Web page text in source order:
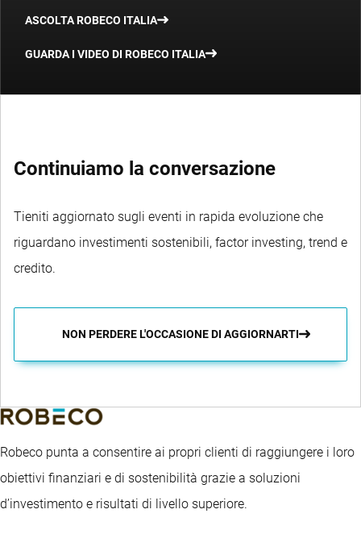
ASCOLTA ROBECO ITALIA
GUARDA I VIDEO DI ROBECO ITALIA
Continuiamo la conversazione
Tieniti aggiornato sugli eventi in rapida evoluzione che
riguardano investimenti sostenibili, factor investing, trend e
credito.
NON PERDERE L'OCCASIONE DI AGGIORNARTI
Robeco punta a consentire ai propri clienti di raggiungere i loro
obiettivi finanziari e di sostenibilità grazie a soluzioni
d’investimento e risultati di livello superiore.